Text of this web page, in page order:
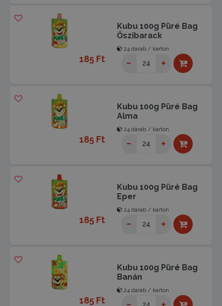
Kubu 100g Püré Bag
Őszibarack
24 darab / karton
185 Ft
Kubu 100g Püré Bag
Alma
24 darab / karton
185 Ft
Kubu 100g Püré Bag
Eper
24 darab / karton
185 Ft
Kubu 100g Püré Bag
Banán
24 darab / karton
185 Ft